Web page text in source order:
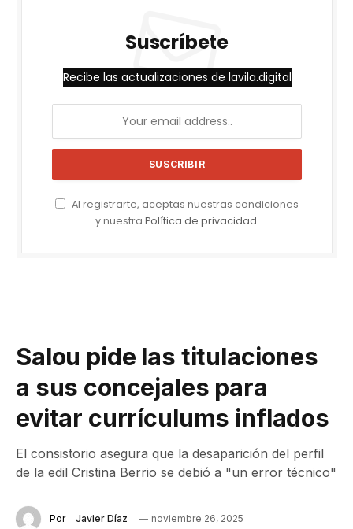
Suscríbete
Recibe las actualizaciones de lavila.digital
Al registrarte, aceptas nuestras condiciones
y nuestra Política de privacidad.
Salou pide las titulaciones
a sus concejales para
evitar currículums inflados
El consistorio asegura que la desaparición del perfil
de la edil Cristina Berrio se debió a "un error técnico"
Por Javier Díaz
noviembre 26, 2025